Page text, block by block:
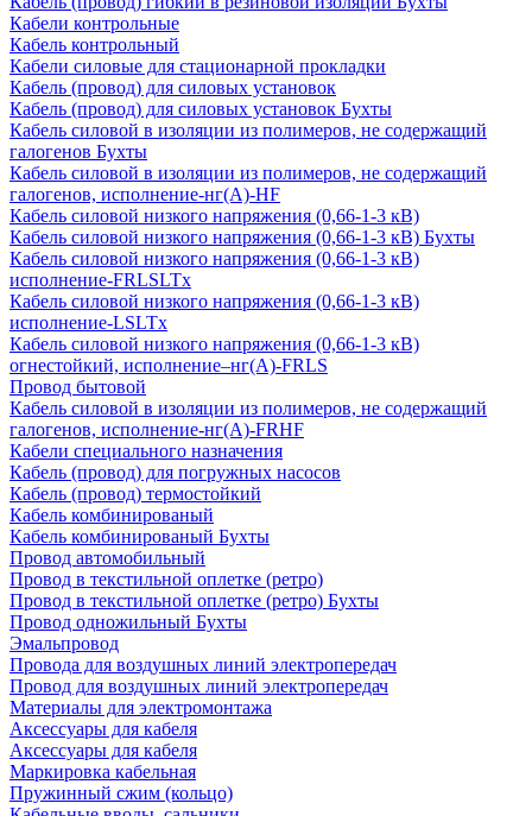
Кабели контрольные
Кабель контрольный
Кабели силовые для стационарной прокладки
Кабель (провод) для силовых установок
Кабель (провод) для силовых установок Бухты
Кабель силовой в изоляции из полимеров, не содержащий
галогенов Бухты
Кабель силовой в изоляции из полимеров, не содержащий
галогенов, исполнение-нг(А)-HF
Кабель силовой низкого напряжения (0,66-1-3 кВ)
Кабель силовой низкого напряжения (0,66-1-3 кВ) Бухты
Кабель силовой низкого напряжения (0,66-1-3 кВ)
исполнение-FRLSLTx
Кабель силовой низкого напряжения (0,66-1-3 кВ)
исполнение-LSLTx
Кабель силовой низкого напряжения (0,66-1-3 кВ)
огнестойкий, исполнение–нг(А)-FRLS
Провод бытовой
Кабель силовой в изоляции из полимеров, не содержащий
галогенов, исполнение-нг(А)-FRHF
Кабели специального назначения
Кабель (провод) для погружных насосов
Кабель (провод) термостойкий
Кабель комбинированый
Кабель комбинированый Бухты
Провод автомобильный
Провод в текстильной оплетке (ретро)
Провод в текстильной оплетке (ретро) Бухты
Провод одножильный Бухты
Эмальпровод
Провода для воздушных линий электропередач
Провод для воздушных линий электропередач
Материалы для электромонтажа
Аксессуары для кабеля
Аксессуары для кабеля
Маркировка кабельная
Пружинный сжим (кольцо)